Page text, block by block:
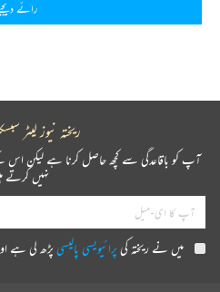
رائے
ریختہ نیوز لیٹر
آپ کو باقاعدگی سے کچھ حاصل کرنا ہے لیکن
نہیں کرتے
میں نے ریختہ کیپرائیویسی پالیسیپڑھ لی ہے